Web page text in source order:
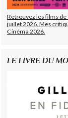
Retrouvez les films
juillet 2026. Mes
Cinéma 2026.
LE LIVRE DU